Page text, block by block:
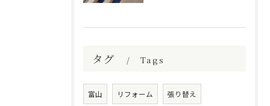
タグ Tags
富山 リフォーム 張り替え